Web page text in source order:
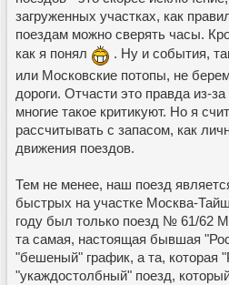
загруженных участках, как
поездам можно сверять часы.
как я понял
. Ну и события,
или Московские потопы, не
дороги. Отчасти это правда из-за
многие такое критикуют. Но я
рассчитывать с запасом, как
движения поездов.
Тем не менее, наш поезд
быстрых на участке Москва-
году был только поезд № 61/62
та самая, настоящая бывшая
"бешеный" график, а та, которая
"укаждостолбный" поезд,